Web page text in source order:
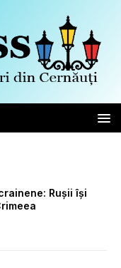
Rușii își